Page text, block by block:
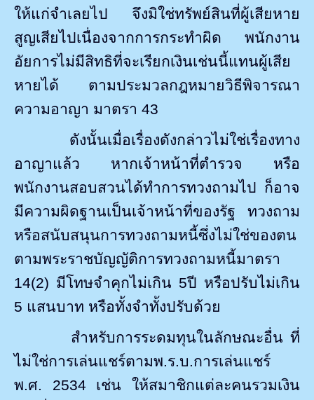
ให้แก่จำเลยไป จึงมิใช่ทรัพย์สินที่ผู้เสียหาย
สูญเสียไปเนื่องจากการกระทำผิด พนักงาน
อัยการไม่มีสิทธิที่จะเรียกเงินเช่นนี้แทนผู้เสีย
หายได้ ตามประมวลกฎหมายวิธีพิจารณา
ความอาญา มาตรา 43
ดังนั้นเมื่อเรื่องดังกล่าวไม่ใช่เรื่องทาง
อาญาแล้ว หากเจ้าหน้าที่ตำรวจ หรือ
พนักงานสอบสวนได้ทำการทวงถามไป ก็อาจ
มีความผิดฐานเป็นเจ้าหน้าที่ของรัฐ ทวงถาม
หรือสนับสนุนการทวงถามหนี้ซึ่งไม่ใช่ของตน
ตามพระราชบัญญัติการทวงถามหนี้มาตรา
14(2) มีโทษจำคุกไม่เกิน 5ปี หรือปรับไม่เกิน
5 แสนบาท หรือทั้งจำทั้งปรับด้วย
สำหรับการระดมทุนในลักษณะอื่น ที่
ไม่ใช่การเล่นแชร์ตามพ.ร.บ.การเล่นแชร์
พ.ศ. 2534 เช่น ให้สมาชิกแต่ละคนรวมเงิน